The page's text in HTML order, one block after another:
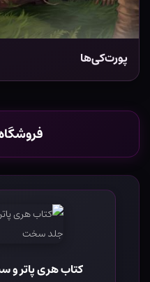
پورت‌کی‌ها
کتاب هری پاتر